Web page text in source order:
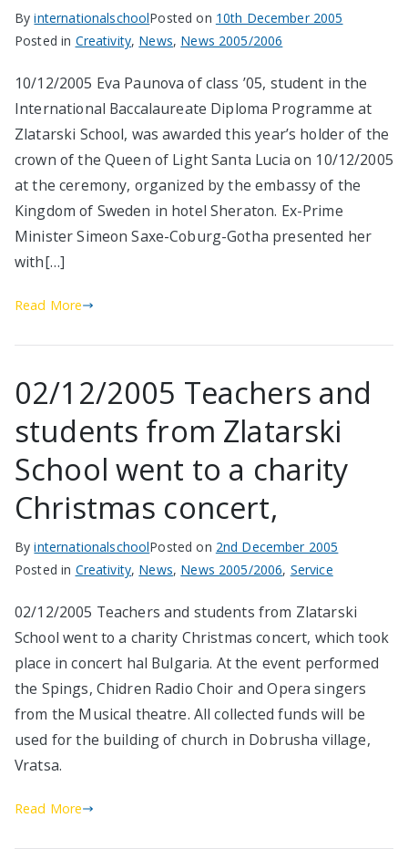
ByinternationalschoolPosted on 10th December 2005
Posted in Creativity, News, News 2005/2006
10/12/2005 Eva Paunova of class ’05, student in the
International Baccalaureate Diploma Programme at
Zlatarski School, was awarded this year’s holder of the
crown of the Queen of Light Santa Lucia on 10/12/2005
at the ceremony, organized by the embassy of the
Kingdom of Sweden in hotel Sheraton. Ex-Prime
Minister Simeon Saxe-Coburg-Gotha presented her
with[…]
Read More
02/12/2005 Teachers and
students from Zlatarski
School went to a charity
Christmas concert,
ByinternationalschoolPosted on 2nd December 2005
Posted in Creativity, News, News 2005/2006, Service
02/12/2005 Teachers and students from Zlatarski
School went to a charity Christmas concert, which took
place in concert hal Bulgaria. At the event performed
the Spings, Chidren Radio Choir and Opera singers
from the Musical theatre. All collected funds will be
used for the building of church in Dobrusha village,
Vratsa.
Read More